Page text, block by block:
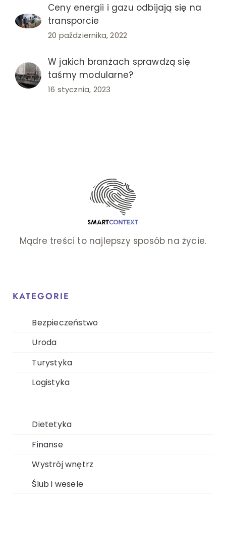
Ceny energii i gazu odbijają się na
transporcie
20 października, 2022
W jakich branżach sprawdzą się
taśmy modularne?
16 stycznia, 2023
Mądre treści to najlepszy sposób na życie.
KATEGORIE
Bezpieczeństwo
Uroda
Turystyka
Logistyka
Dietetyka
Finanse
Wystrój wnętrz
Ślub i wesele